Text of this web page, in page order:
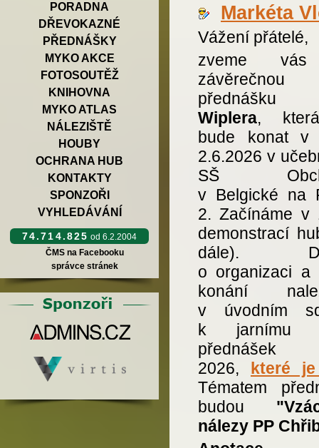
PORADNA
DŘEVOKAZNÉ
PŘEDNÁŠKY
MYKO AKCE
FOTOSOUTĚŽ
KNIHOVNA
MYKO ATLAS
NÁLEZIŠTĚ
HOUBY
OCHRANA HUB
KONTAKTY
SPONZOŘI
VYHLEDÁVÁNÍ
74.714.825 od 6.2.2004
ČMS na Facebooku
správce stránek
Markéta
Vážení přátelé,
zveme
závěrečnou
Wiplera,
bude konat v
2.6.2026 v
SŠ
v Belgické na
2. Začínáme v
demonstrací
dále).
o organizaci a
konání
v úvodním
k jarnímu
přednášek
2026, které
Tématem
budou
nálezy PP